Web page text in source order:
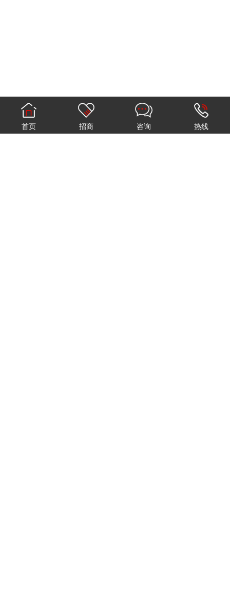
首页 招商 咨询 热线